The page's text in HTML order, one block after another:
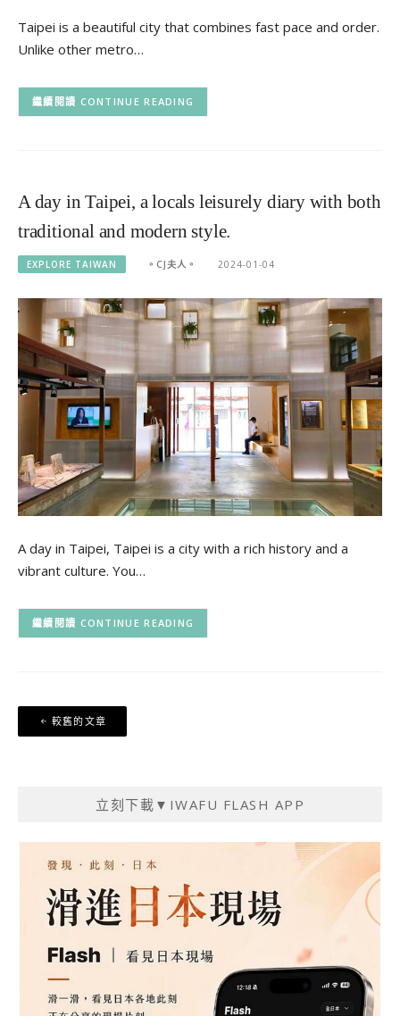
Taipei is a beautiful city that combines fast pace and order.
Unlike other metro…
CONTINUE READING
A day in Taipei, a locals leisurely diary with both
traditional and modern style.
EXPLORE TAIWAN 。CJ夫人。 2024-01-04
A day in Taipei, Taipei is a city with a rich history and a
vibrant culture. You…
CONTINUE READING
文
章
較舊的文章
立刻下載▼IWAFU FLASH APP